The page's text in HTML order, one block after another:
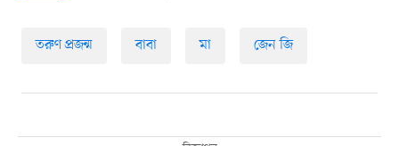
তরুণ প্রজন্ম বাবা মা জেন জি